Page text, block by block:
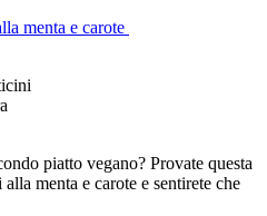
menta e carote
piatto vegano? Provate questa
menta e carote e sentirete che